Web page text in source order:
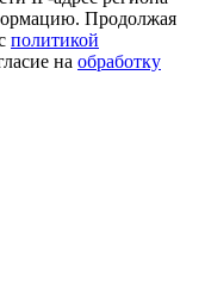
Продолжая
политикой
на обработку